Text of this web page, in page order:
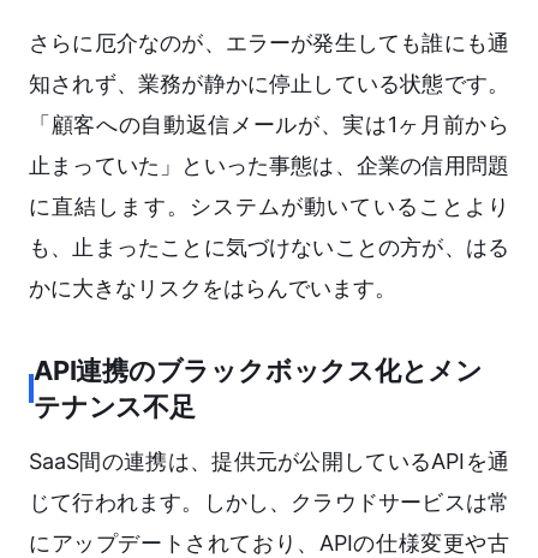
さらに厄介なのが、エラーが発生しても誰にも通
知されず、業務が静かに停止している状態です。
「顧客への自動返信メールが、実は1ヶ月前から
止まっていた」といった事態は、企業の信用問題
に直結します。システムが動いていることより
も、止まったことに気づけないことの方が、はる
かに大きなリスクをはらんでいます。
API連携のブラックボックス化とメン
テナンス不足
SaaS間の連携は、提供元が公開しているAPIを通
じて行われます。しかし、クラウドサービスは常
にアップデートされており、APIの仕様変更や古